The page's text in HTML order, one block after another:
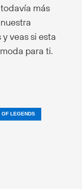
más
veas si esta
para ti.
OF LEGENDS